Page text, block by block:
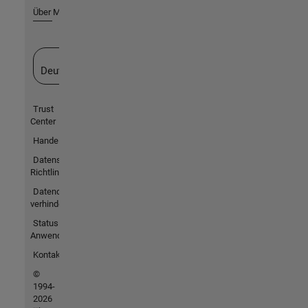
Über MathWorks
Deutschland
Trust
Center
Handelsmarken
Datenschutz-
Richtlinien
Datendiebstahl
verhindern
Status von
Anwendungen
Kontakt
©
1994-
2026